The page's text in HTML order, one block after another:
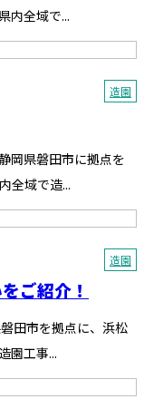
内全域で...
造園
岡県磐田市に拠点を
全域で造...
造園
ご紹介！
田市を拠点に、浜松
園工事...